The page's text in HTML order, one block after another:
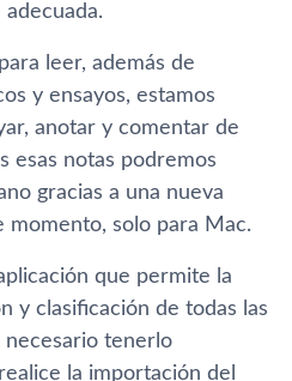
leer, además de
y ensayos, estamos
anotar y comentar de
esas notas podremos
gracias a una nueva
momento, solo para Mac.
que permite la
y clasificación de todas las
necesario tenerlo
la importación del